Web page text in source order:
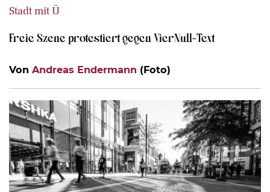
Stadt mit Ü
Freie Szene protestiert gegen VierNull-Text
Von Andreas Endermann (Foto)